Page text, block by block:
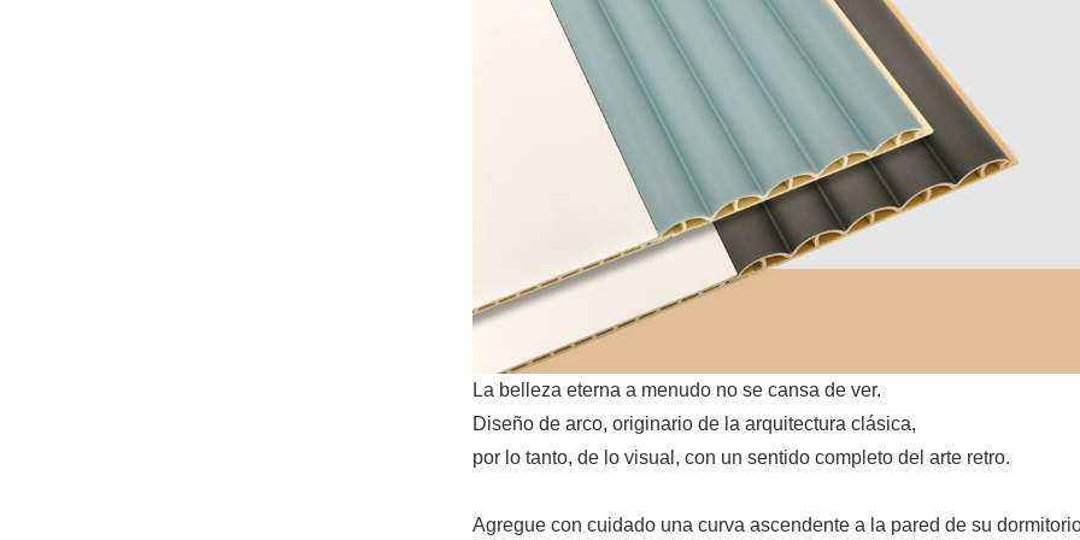
La belleza eterna a menudo no se cansa de ver.
Diseño de arco, originario de la arquitectura clásica,
por lo tanto, de lo visual, con un sentido completo del arte retro.
Agregue con cuidado una curva ascendente a la pared de su